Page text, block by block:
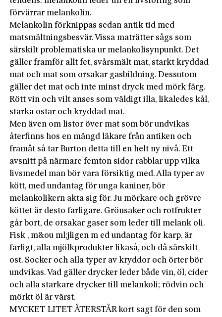
förvärrar melankolin.
Melankolin förknippas sedan antik tid med
matsmältningsbesvär. Vissa maträtter sågs som
särskilt problematiska ur melankolisynpunkt. Det
gäller framför allt fet, svårsmält mat, starkt kryddad
mat och mat som orsakar gasbildning. Dessutom
gäller det mat och inte minst dryck med mörk färg.
Rött vin och vilt anses som väldigt illa, likaledes kål,
starka ostar och kryddad mat.
Men även om listor över mat som bör undvikas
återfinns hos en mängd läkare från antiken och
framåt så tar Burton detta till en helt ny nivå. Ett
avsnitt på närmare femton sidor rabblar upp vilka
livsmedel man bör vara försiktig med. Alla typer av
kött, med undantag för unga kaniner, bör
melankolikern akta sig för. Ju mörkare och grövre
köttet är desto farligare. Grönsaker och rotfrukter
går bort, de orsakar gaser som leder till melank oli.
Fisk , m&ou ml;jligen m ed undantag för karp, är
farligt, alla mjölkprodukter likaså, och då särskilt
ost. Socker och alla typer av kryddor och örter bör
undvikas. Vad gäller drycker leder både vin, öl, cider
och alla starkare drycker till melankoli; rödvin och
mörkt öl är värst.
MYCKET LITET ÅTERSTÅR kort sagt för den som